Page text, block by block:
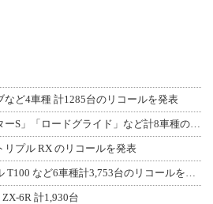
など4車種 計1285台のリコールを発表
リプル RX のリコールを発表
6R 計1,930台